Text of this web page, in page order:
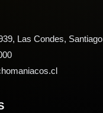
Las Condes, Santiago